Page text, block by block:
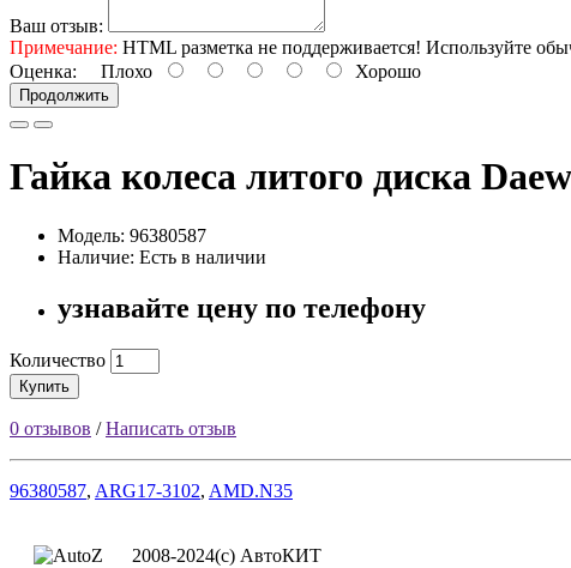
Ваш отзыв:
Примечание: HTML разметка не поддерживается! Используйте
Оценка: Плохо Хорошо
Продолжить
Гайка колеса литого диска
Модель: 96380587
Наличие: Есть в наличии
узнавайте цену по телефону
Количество
Купить
0 отзывов /Написать отзыв
96380587, ARG17-3102, AMD.N35
2008-2024(c) АвтоКИТ